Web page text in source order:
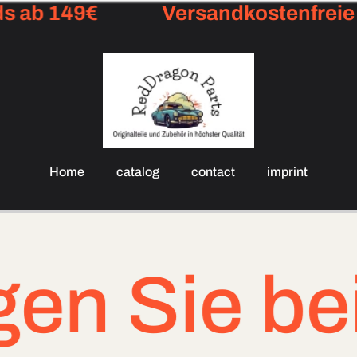
149€ Versandkostenfreie
Home catalog contact imprint